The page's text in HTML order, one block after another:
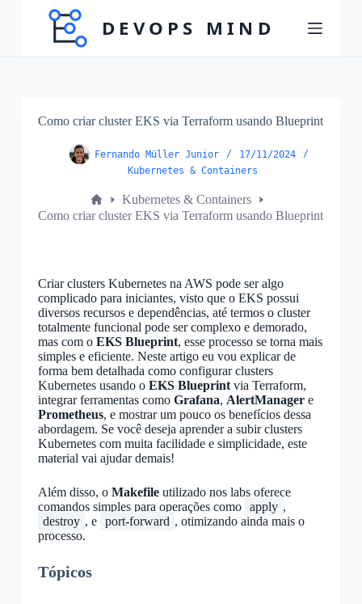
Como criar cluster EKS via Terraform usando Blueprint
Fernando Müller Junior
17/11/2024
Kubernetes & Containers
Inicio
/
Kubernetes & Containers
Como criar cluster EKS via Terraform usando Blueprint
Criar clusters Kubernetes na AWS pode ser algo
complicado para iniciantes, visto que o EKS possui
diversos recursos e dependências, até termos o cluster
totalmente funcional pode ser complexo e demorado,
mas com o EKS Blueprint, esse processo se torna mais
simples e eficiente. Neste artigo eu vou explicar de
forma bem detalhada como configurar clusters
Kubernetes usando o EKS Blueprintvia Terraform,
integrar ferramentas como Grafana, AlertManagere
Prometheus, e mostrar um pouco os benefícios dessa
abordagem. Se você deseja aprender a subir clusters
Kubernetes com muita facilidade e simplicidade, este
material vai ajudar demais!
Além disso, o Makefileutilizado nos labs oferece
comandos simples para operações como apply ,
destroy , e port-forward , otimizando ainda mais o
processo.
Tópicos